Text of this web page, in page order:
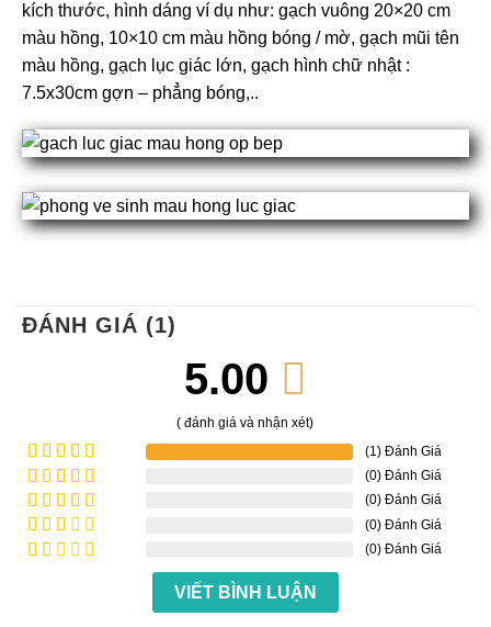
kích thước, hình dáng ví dụ như: gạch vuông 20×20 cm
màu hồng, 10×10 cm màu hồng bóng / mờ, gạch mũi tên
màu hồng, gạch lục giác lớn, gạch hình chữ nhật :
7.5x30cm gợn – phẳng bóng,..
ĐÁNH GIÁ (1)
5.00
( đánh giá và nhận xét)
Được xếp
hạng 5
sao
(1) Đánh Giá
Được
xếp
5 sao
(0) Đánh Giá
Được
xếp
hạng
(0) Đánh Giá
Được
(0) Đánh Giá
(0) Đánh Giá
VIẾT BÌNH LUẬN